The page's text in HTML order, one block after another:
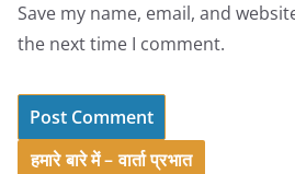
Save my name, email, and
the next time I comment.
हमारे बारे में – वार्ता प्रभात